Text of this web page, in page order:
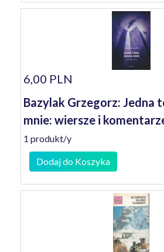
6,00 PLN
Bazylak Grzegorz: Jedna
mnie: wiersze i
1 produkt/y
Dodaj do Koszyka